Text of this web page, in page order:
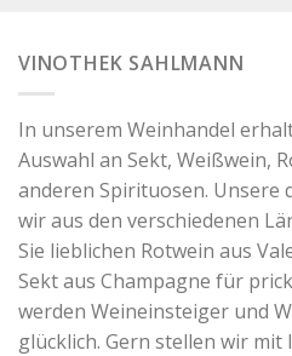
VINOTHEK SAHLMANN
In unserem Weinhandel
Auswahl an Sekt, Weißwein,
anderen Spirituosen. Unsere
wir aus den verschiedenen
Sie lieblichen Rotwein aus
Sekt aus Champagne für
werden Weineinsteiger und
glücklich. Gern stellen wir mit